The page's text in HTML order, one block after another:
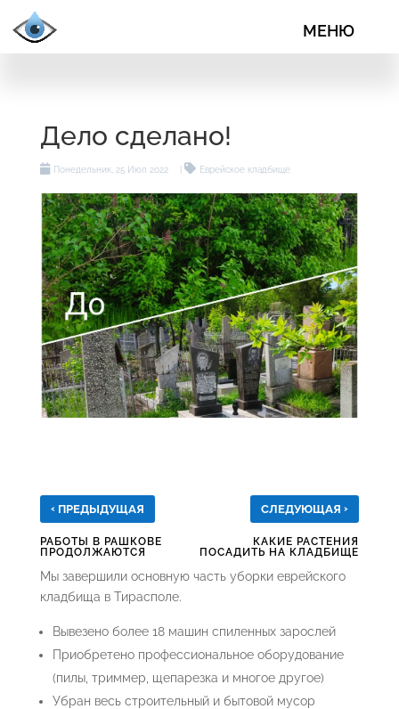
Дело сделано!
Понедельник, 25 Июл 2022 Еврейское кладбище
‹ ПРЕДЫДУЩАЯ
РАБОТЫ В РАШКОВЕ
ПРОДОЛЖАЮТСЯ
СЛЕДУЮЩАЯ›
КАКИЕ РАСТЕНИЯ
ПОСАДИТЬ НА КЛАДБИЩЕ
Мы завершили основную часть уборки еврейского
кладбища в Тирасполе.
Вывезено более 18 машин спиленных зарослей
Приобретено профессиональное оборудование
(пилы, триммер, щепарезка и многое другое)
Убран весь строительный и бытовой мусор